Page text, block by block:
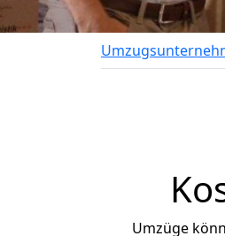
Umzüge